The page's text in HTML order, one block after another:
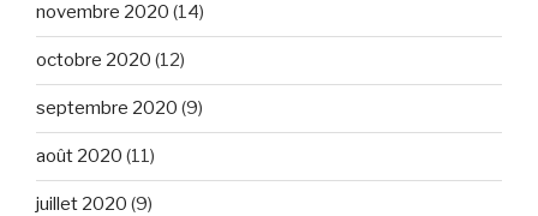
novembre 2020 (14)
octobre 2020 (12)
septembre 2020 (9)
août 2020 (11)
juillet 2020 (9)